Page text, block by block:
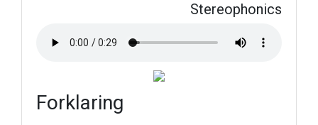
Stereophonics
Forklaring